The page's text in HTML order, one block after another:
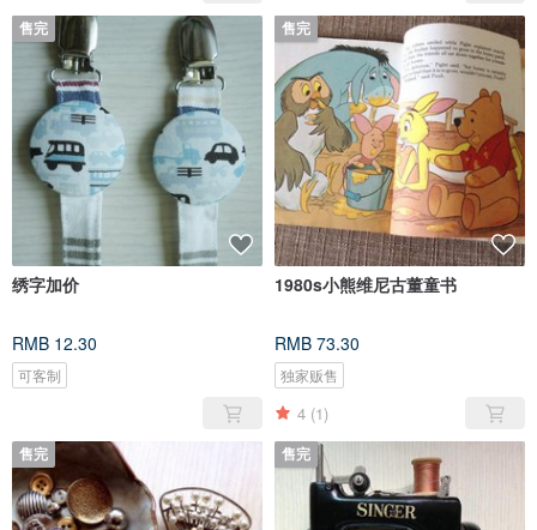
售完
绣字加价
RMB 12.30
可客制
售完
1980s小熊维尼古董童书
RMB 73.30
独家贩售
4 (1)
售完 售完